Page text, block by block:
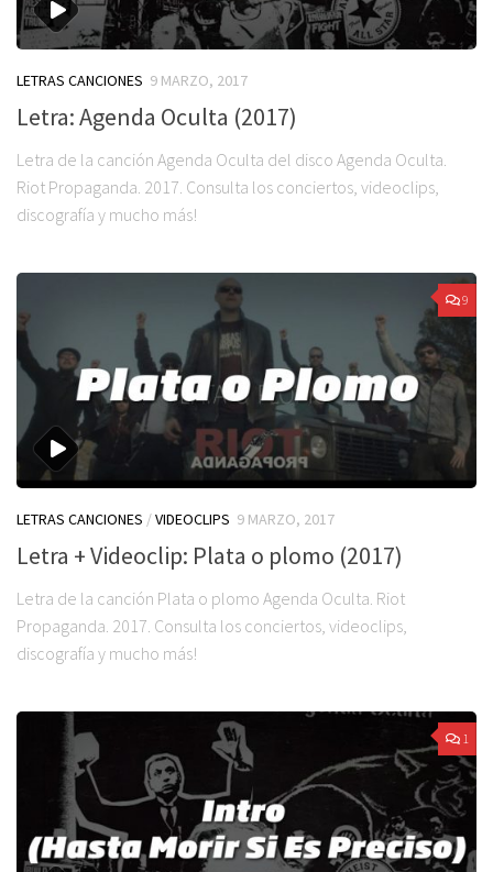
LETRAS CANCIONES 9 MARZO, 2017
Letra: Agenda Oculta (2017)
Letra de la canción Agenda Oculta del disco Agenda Oculta.
Riot Propaganda. 2017. Consulta los conciertos, videoclips,
discografía y mucho más!
9
LETRAS CANCIONES /VIDEOCLIPS 9 MARZO, 2017
Letra + Videoclip: Plata o plomo (2017)
Letra de la canción Plata o plomo Agenda Oculta. Riot
Propaganda. 2017. Consulta los conciertos, videoclips,
discografía y mucho más!
1